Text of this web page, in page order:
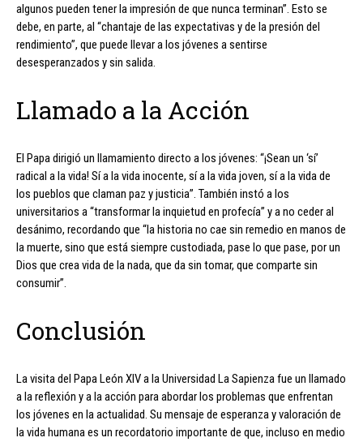
algunos pueden tener la impresión de que nunca terminan”. Esto se
debe, en parte, al “chantaje de las expectativas y de la presión del
rendimiento”, que puede llevar a los jóvenes a sentirse
desesperanzados y sin salida.
Llamado a la Acción
El Papa dirigió un llamamiento directo a los jóvenes: “¡Sean un ‘sí’
radical a la vida! Sí a la vida inocente, sí a la vida joven, sí a la vida de
los pueblos que claman paz y justicia”. También instó a los
universitarios a “transformar la inquietud en profecía” y a no ceder al
desánimo, recordando que “la historia no cae sin remedio en manos de
la muerte, sino que está siempre custodiada, pase lo que pase, por un
Dios que crea vida de la nada, que da sin tomar, que comparte sin
consumir”.
Conclusión
La visita del Papa León XIV a la Universidad La Sapienza fue un llamado
a la reflexión y a la acción para abordar los problemas que enfrentan
los jóvenes en la actualidad. Su mensaje de esperanza y valoración de
la vida humana es un recordatorio importante de que, incluso en medio